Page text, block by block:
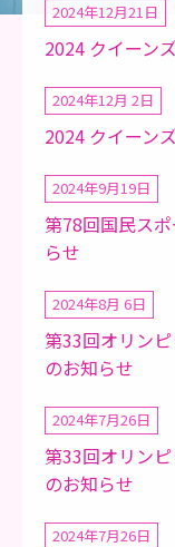
2024年12月21日
2024 クイーン
2024年12月 2日
2024 クイーン
2024年9月19日
第78回国民ス
らせ
2024年8月 6日
第33回オリン
のお知らせ
2024年7月26日
第33回オリン
のお知らせ
2024年7月26日